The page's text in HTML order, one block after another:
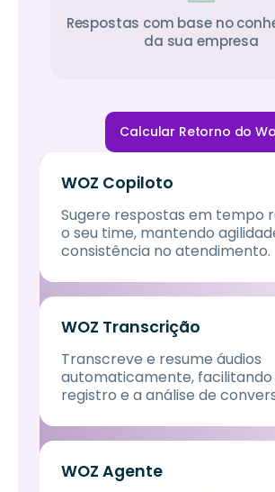
Respostas com base no
da sua empresa
Calcular Retorno do
WOZ Copiloto
Sugere respostas em tempo
o seu time, mantendo
consistência no atendimento.
WOZ Transcrição
Transcreve e resume áudios
automaticamente, facilitando
registro e a análise de
WOZ Agente